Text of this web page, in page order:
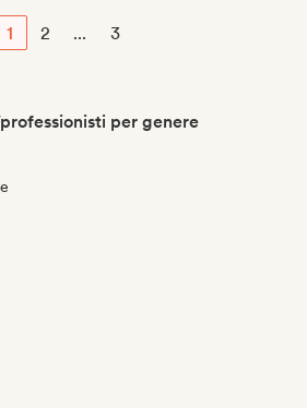
1 2 ... 3
per genere